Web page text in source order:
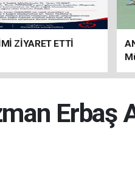
ZİYARET ETTİ
Erbaş